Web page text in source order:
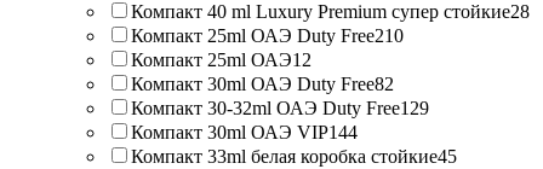
Компакт 40 ml Luxury Premium супер стойкие28
Компакт 25ml ОАЭ Duty Free210
Компакт 25ml ОАЭ12
Компакт 30ml ОАЭ Duty Free82
Компакт 30-32ml ОАЭ Duty Free129
Компакт 30ml ОАЭ VIP144
Компакт 33ml белая коробка стойкие45